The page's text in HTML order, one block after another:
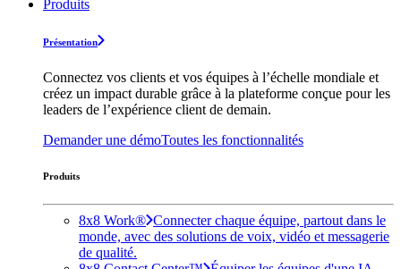
Produits
Présentation
Connectez vos clients et vos équipes à l’échelle mondiale et
créez un impact durable grâce à la plateforme conçue pour les
leaders de l’expérience client de demain.
Demander une démoToutes les fonctionnalités
Produits
8x8 Work® Connecter chaque équipe, partout dans le
monde, avec des solutions de voix, vidéo et messagerie
de qualité.